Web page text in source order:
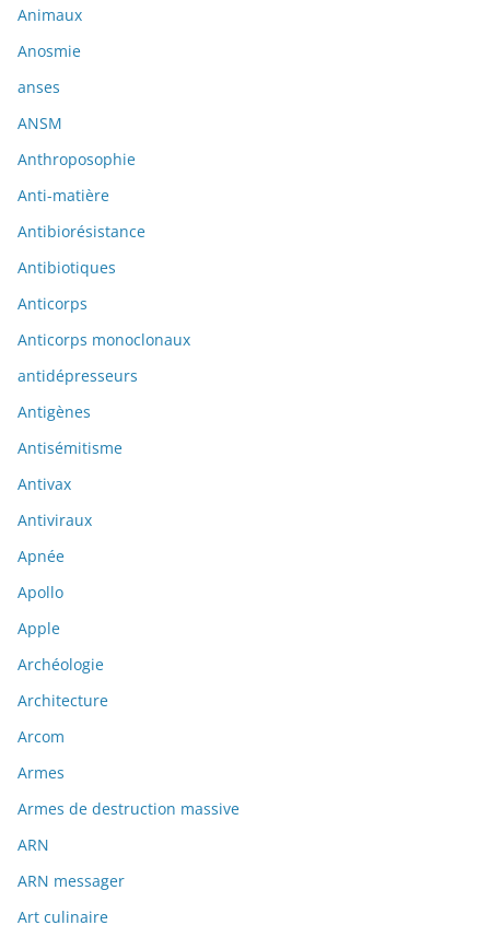
Animaux
Anosmie
anses
ANSM
Anthroposophie
Anti-matière
Antibiorésistance
Antibiotiques
Anticorps
Anticorps monoclonaux
antidépresseurs
Antigènes
Antisémitisme
Antivax
Antiviraux
Apnée
Apollo
Apple
Archéologie
Architecture
Arcom
Armes
Armes de destruction massive
ARN
ARN messager
Art culinaire